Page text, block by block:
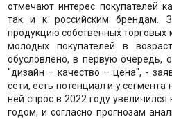
отмечают интерес покупателей
так и к российским брендам.
продукцию собственных торговых
молодых покупателей в
обусловлено, в первую очередь,
"дизайн – качество – цена", -
сети, есть потенциал и у
ней спрос в 2022 году
годом, и согласно прогнозам